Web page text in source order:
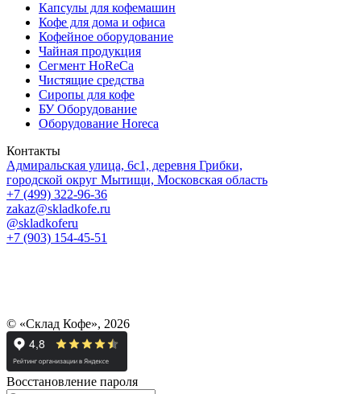
Капсулы для кофемашин
Кофе для дома и офиса
Кофейное оборудование
Чайная продукция
Сегмент HoReCa
Чистящие средства
Сиропы для кофе
БУ Оборудование
Оборудование Horeca
Контакты
Адмиральская улица, 6с1, деревня Грибки,
городской округ Мытищи, Московская область
+7 (499) 322-96-36
zakaz@skladkofe.ru
@skladkoferu
+7 (903) 154-45-51
© «Склад Кофе», 2026
Восстановление пароля